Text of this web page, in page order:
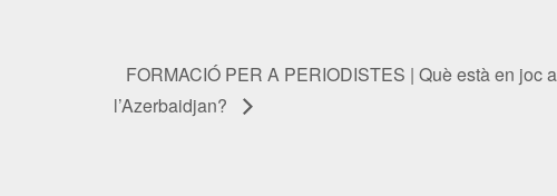
FORMACIÓ PER A PERIODISTES | Què està en joc
l’Azerbaidjan?